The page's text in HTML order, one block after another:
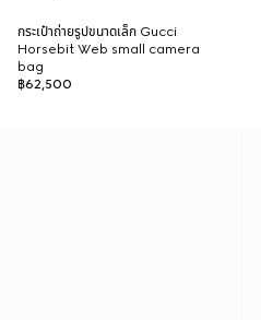
กระเป๋าถ่ายรูปขนาดเล็ก Gucci
Horsebit Web small camera
bag
฿62,500